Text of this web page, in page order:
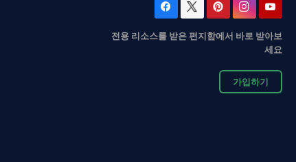
전용 리소스를 받은 편지함에서 바로 받아보
세요
가입하기